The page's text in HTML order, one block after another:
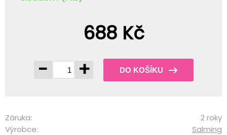
688 Kč
-
+ DO KOŠÍKU
Záruka:
2 roky
Výrobce:
Salming